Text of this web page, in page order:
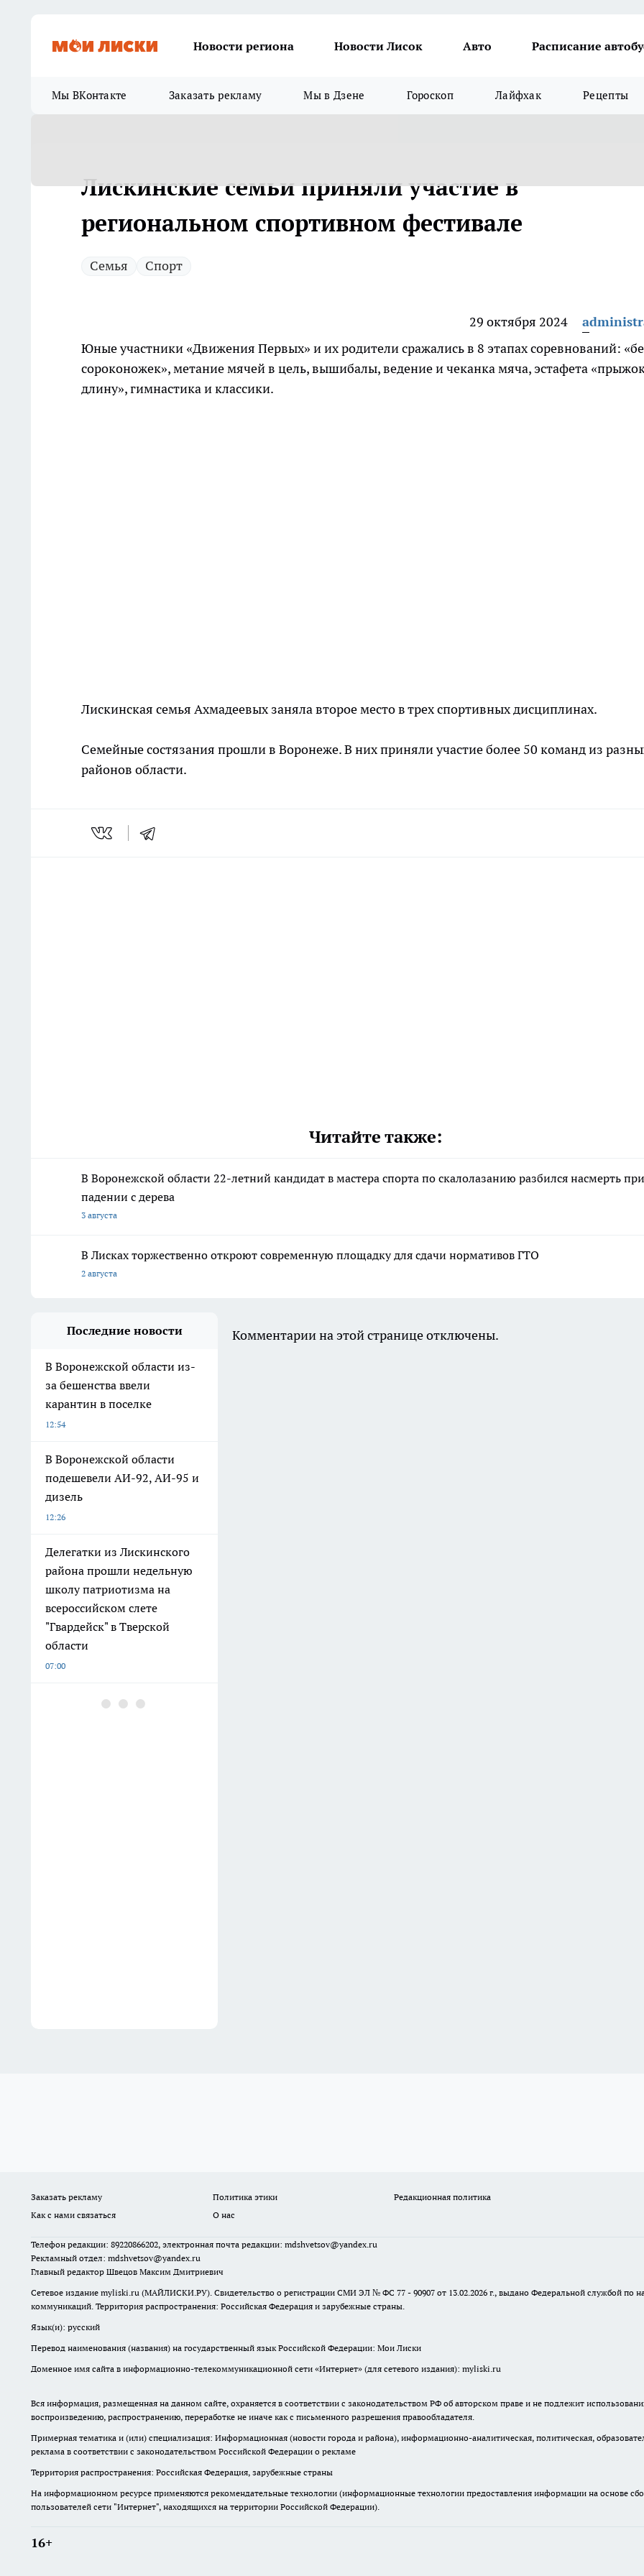
Новости региона Новости Лисок Авто Расписание
Мы ВКонтакте Заказать рекламу Мы в Дзене Гороскоп Лайфхак Рецепты
Лискинские семьи приняли участие в
региональном спортивном фестивале
Семья Спорт
29 октября 2024
Юные участники «Движения Первых» и их родители сражались в 8 этапах соревнований:
сороконожек», метание мячей в цель, вышибалы, ведение и чеканка мяча, эстафета
длину», гимнастика и классики.
Лискинская семья Ахмадеевых заняла второе место в трех спортивных дисциплинах.
Семейные состязания прошли в Воронеже. В них приняли участие более 50 команд из
районов области.
Читайте также:
В Воронежской области 22-летний кандидат в мастера спорта по скалолазанию разбился насмерть при
падении с дерева
3 августа
В Лисках торжественно откроют современную площадку для сдачи нормативов ГТО
2 августа
Последние новости
В Воронежской области из-
за бешенства ввели
карантин в поселке
12:54
В Воронежской области
подешевели АИ-92, АИ-95 и
дизель
12:26
Делегатки из Лискинского
района прошли недельную
школу патриотизма на
всероссийском слете
"Гвардейск" в Тверской
области
07:00
В Воронежской области
Комментарии на этой странице отключены.
Заказать рекламу Политика этики
Редакционная политика
Как с нами связаться
О нас
Телефон редакции: 89220866202, электронная почта редакции: mdshvetsov@yandex.ru
Рекламный отдел: mdshvetsov@yandex.ru
Главный редактор Швецов Максим Дмитриевич
Сетевое издание myliski.ru (МАЙЛИСКИ.РУ). Свидетельство о регистрации СМИ ЭЛ № ФС 77 - 90907 от 13.02.2026 г., выдано Федеральной службой по
коммуникаций. Территория распространения: Российская Федерация и зарубежные страны.
Язык(и): русский
Перевод наименования (названия) на государственный язык Российской Федерации: Мои Лиски
Доменное имя сайта в информационно-телекоммуникационной сети «Интернет» (для сетевого издания): myliski.ru
Вся информация, размещенная на данном сайте, охраняется в соответствии с законодательством РФ об авторском праве и не подлежит
воспроизведению, распространению, переработке не иначе как с письменного разрешения правообладателя.
Примерная тематика и (или) специализация: Информационная (новости города и района), информационно-аналитическая, политическая,
реклама в соответствии с законодательством Российской Федерации о рекламе
Территория распространения: Российская Федерация, зарубежные страны
На информационном ресурсе применяются рекомендательные технологии (информационные технологии предоставления информации на основе
пользователей сети "Интернет", находящихся на территории Российской Федерации).
16+